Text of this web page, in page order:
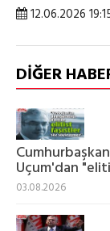
12.06.2026
DİĞER
Uçum'dan
03.08.2026